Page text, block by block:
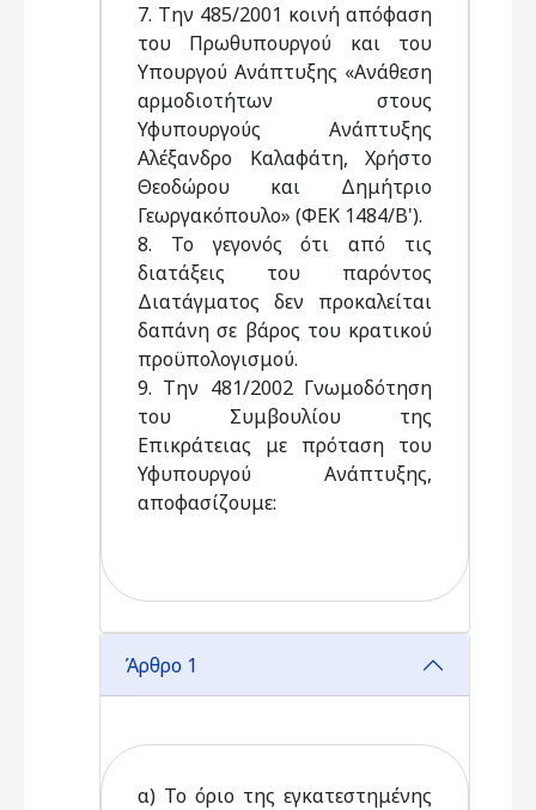
7. Την 485/2001 κοινή απόφαση
του Πρωθυπουργού και του
Υπουργού Ανάπτυξης «Ανάθεση
αρμοδιοτήτων στους
Υφυπουργούς Ανάπτυξης
Αλέξανδρο Καλαφάτη, Χρήστο
Θεοδώρου και Δημήτριο
Γεωργακόπουλο» (ΦΕΚ 1484/Β').
8. Το γεγονός ότι από τις
διατάξεις του παρόντος
Διατάγματος δεν προκαλείται
δαπάνη σε βάρος του κρατικού
προϋπολογισμού.
9. Την 481/2002 Γνωμοδότηση
του Συμβουλίου της
Επικράτειας με πρόταση του
Υφυπουργού Ανάπτυξης,
αποφασίζουμε:
Άρθρο 1
α) Το όριο της εγκατεστημένης